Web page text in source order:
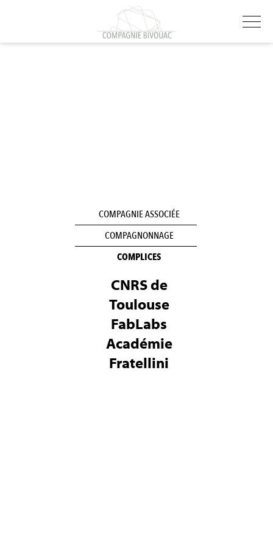
COMPAGNIE ASSOCIÉE
COMPAGNONNAGE
COMPLICES
CNRS de
Toulouse
FabLabs
Académie
Fratellini